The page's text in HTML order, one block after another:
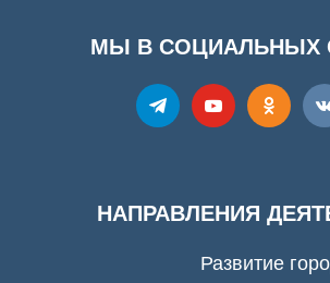
МЫ В СОЦИАЛЬНЫХ
НАПРАВЛЕНИЯ
Развитие